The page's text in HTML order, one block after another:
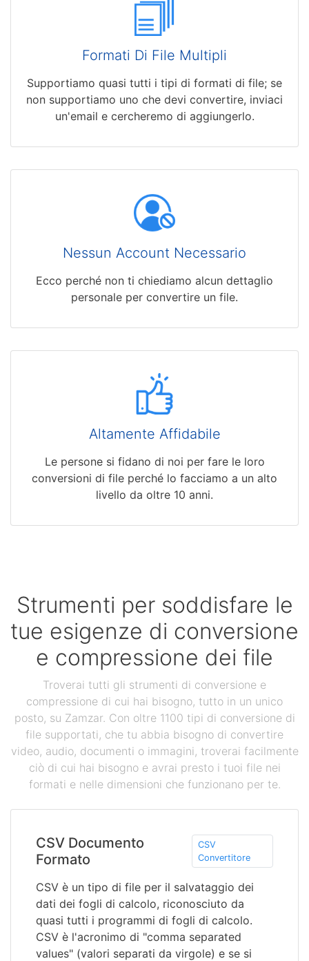
Formati Di File Multipli
Supportiamo quasi tutti i tipi di formati di file; se
non supportiamo uno che devi convertire, inviaci
un'email e cercheremo di aggiungerlo.
Nessun Account Necessario
Ecco perché non ti chiediamo alcun dettaglio
personale per convertire un file.
Altamente Affidabile
Le persone si fidano di noi per fare le loro
conversioni di file perché lo facciamo a un alto
livello da oltre 10 anni.
Strumenti per soddisfare le
tue esigenze di conversione
e compressione dei file
Troverai tutti gli strumenti di conversione e
compressione di cui hai bisogno, tutto in un unico
posto, su Zamzar. Con oltre 1100 tipi di conversione di
file supportati, che tu abbia bisogno di convertire
video, audio, documenti o immagini, troverai facilmente
ciò di cui hai bisogno e avrai presto i tuoi file nei
formati e nelle dimensioni che funzionano per te.
CSV Documento
Formato
CSV
Convertitore
CSV è un tipo di file per il salvataggio dei
dati dei fogli di calcolo, riconosciuto da
quasi tutti i programmi di fogli di calcolo.
CSV è l'acronimo di "comma separated
values" (valori separati da virgole) e se si